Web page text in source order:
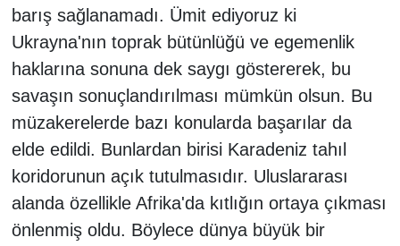
barış sağlanamadı. Ümit ediyoruz ki
Ukrayna'nın toprak bütünlüğü ve egemenlik
haklarına sonuna dek saygı göstererek, bu
savaşın sonuçlandırılması mümkün olsun. Bu
müzakerelerde bazı konularda başarılar da
elde edildi. Bunlardan birisi Karadeniz tahıl
koridorunun açık tutulmasıdır. Uluslararası
alanda özellikle Afrika'da kıtlığın ortaya çıkması
önlenmiş oldu. Böylece dünya büyük bir